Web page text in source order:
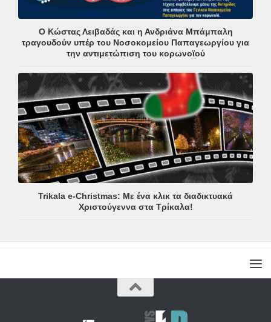
Ο Κώστας Λειβαδάς και η Ανδριάνα Μπάμπαλη
τραγουδούν υπέρ του Νοσοκομείου Παπαγεωργίου για
την αντιμετώπιση του κορωνοϊού
Trikala e-Christmas: Με ένα κλικ τα διαδικτυακά
Χριστούγεννα στα Τρίκαλα!